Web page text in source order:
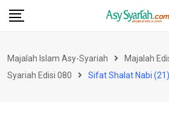
Skip
Majalah Islam Asy-Syariah Majalah
Syariah Edisi 080
Sifat Shalat Nabi